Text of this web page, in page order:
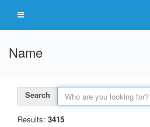
Name
Search
Results: 3415